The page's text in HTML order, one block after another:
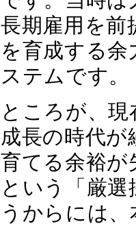
長期雇用を前
を育成する
ステムです。
ところが、
成長の時代
育てる余裕が
という「厳
うからには